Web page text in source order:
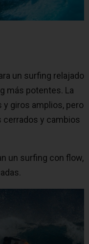
un surfing relajado
más potentes. La
y giros amplios, pero
cerrados y cambios
un surfing con flow,